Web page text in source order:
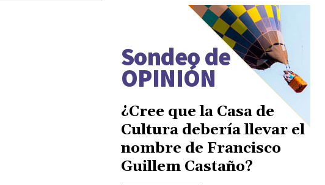
Sondeo de
OPINIÓN
¿Cree que la Casa de
Cultura debería llevar el
nombre de Francisco
Guillem Castaño?